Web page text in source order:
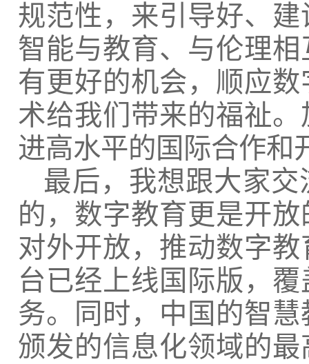
规范性，来引导好、
智能与教育、与伦理
有更好的机会，顺应
术给我们带来的福祉
进高水平的国际合作和
最后，我想跟大家
的，数字教育更是开
对外开放，推动数字
台已经上线国际版，
务。同时，中国的智
颁发的信息化领域的